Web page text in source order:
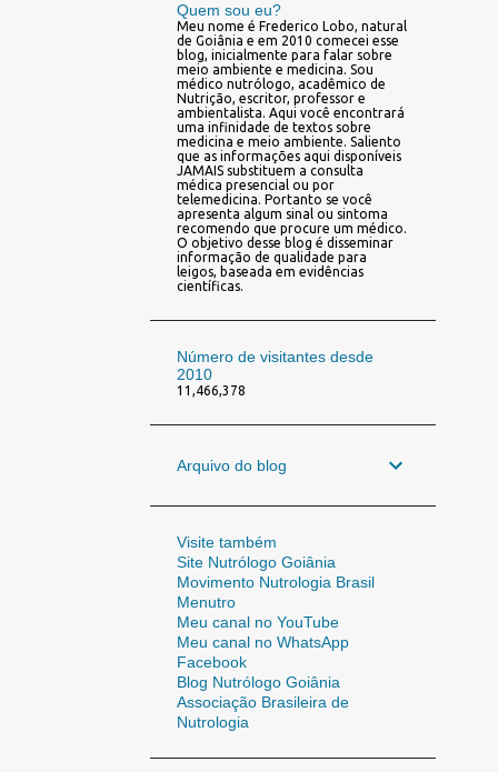
Quem sou eu?
Meu nome é Frederico Lobo, natural
de Goiânia e em 2010 comecei esse
blog, inicialmente para falar sobre
meio ambiente e medicina. Sou
médico nutrólogo, acadêmico de
Nutrição, escritor, professor e
ambientalista. Aqui você encontrará
uma infinidade de textos sobre
medicina e meio ambiente. Saliento
que as informações aqui disponíveis
JAMAIS substituem a consulta
médica presencial ou por
telemedicina. Portanto se você
apresenta algum sinal ou sintoma
recomendo que procure um médico.
O objetivo desse blog é disseminar
informação de qualidade para
leigos, baseada em evidências
científicas.
Número de visitantes desde
2010
11,466,378
Arquivo do blog
Visite também
Site Nutrólogo Goiânia
Movimento Nutrologia Brasil
Menutro
Meu canal no YouTube
Meu canal no WhatsApp
Facebook
Blog Nutrólogo Goiânia
Associação Brasileira de
Nutrologia